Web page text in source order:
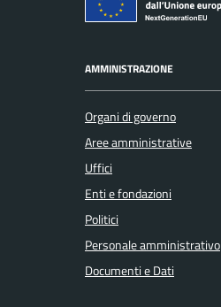
AMMINISTRAZIONE
Organi di governo
Aree amministrative
Uffici
Enti e fondazioni
Politici
Personale amministrativo
Documenti e Dati